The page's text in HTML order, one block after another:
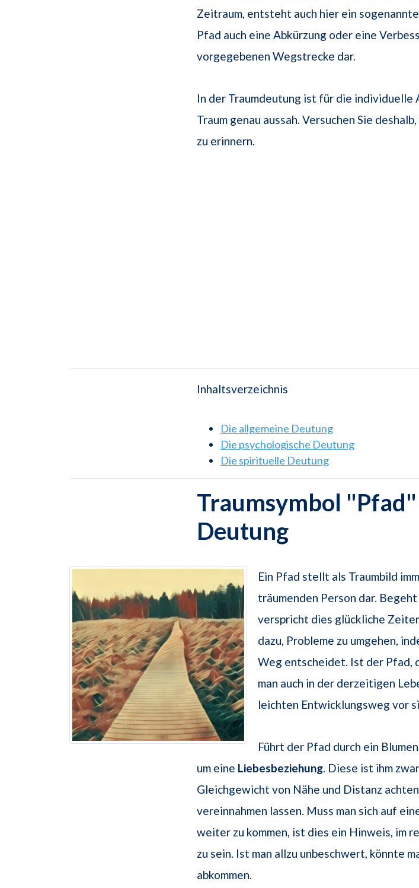
Zeitraum, entsteht auch hier ein
Pfad auch eine Abkürzung oder eine
vorgegebenen Wegstrecke dar.
In der Traumdeutung ist für die individuelle
Traum genau aussah. Versuchen Sie
zu erinnern.
Inhaltsverzeichnis
Die allgemeine Deutung
Die psychologische Deutung
Die spirituelle Deutung
Traumsymbol
Deutung
Ein Pfad stellt als Traumbild
träumenden Person dar.
verspricht dies glückliche
dazu, Probleme zu umgehen,
Weg entscheidet. Ist der Pfad,
man auch in der derzeitigen
leichten Entwicklungsweg vor
Führt der Pfad durch ein
um eine Liebesbeziehung. Diese ist ihm
Gleichgewicht von Nähe und Distanz
vereinnahmen lassen. Muss man sich auf
weiter zu kommen, ist dies ein Hinweis, im
zu sein. Ist man allzu unbeschwert, könnte
abkommen.